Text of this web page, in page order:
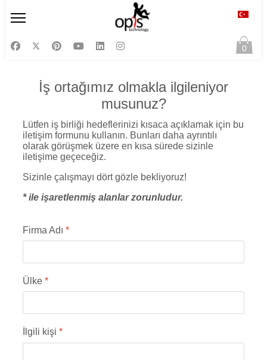
0
İş ortağımız olmakla ilgileniyor
musunuz?
Lütfen iş birliği hedeflerinizi kısaca açıklamak için bu
iletişim formunu kullanın. Bunları daha ayrıntılı
olarak görüşmek üzere en kısa sürede sizinle
iletişime geçeceğiz.
Sizinle çalışmayı dört gözle bekliyoruz!
* ile işaretlenmiş alanlar zorunludur.
Firma Adı *
Ülke *
İlgili kişi *